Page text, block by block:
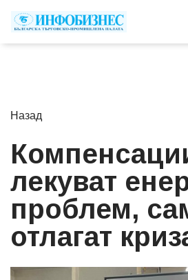
Назад
лекуват
проблем,
отлагат